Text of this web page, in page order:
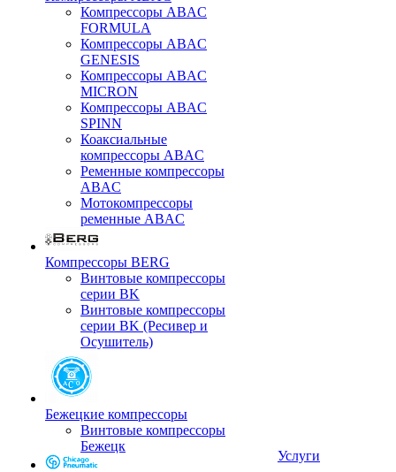
Компрессоры ABAC
FORMULA
Компрессоры ABAC
GENESIS
Компрессоры ABAC
MICRON
Компрессоры ABAC
SPINN
Коаксиальные
компрессоры ABAC
Ременные компрессоры
ABAC
Мотокомпрессоры
ременные ABAC
Компрессоры BERG
Винтовые компрессоры
серии BK
Винтовые компрессоры
серии BK (Ресивер и
Осушитель)
Бежецкие компрессоры
Винтовые компрессоры
Бежецк
Услуги